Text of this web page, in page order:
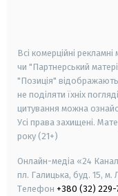
Всі комерційні
чи "Партнерський
"Позиція"
не поділяти їхніх
цитування можна
Усі права захищені.
року (21+)
Онлайн-медіа «24
пл. Галицька, буд. 15, м.
Телефон +380 (32) 229-